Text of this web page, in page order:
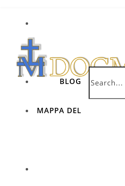
BLOG
MAPPA DEL